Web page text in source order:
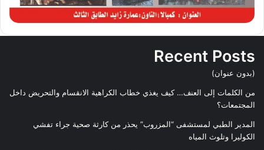
Recent Posts
(بدون عنوان)
من الكلمات إلى العنف… كيف يغذي خطاب الكراهية الانقسام والتحريض داخل
المجتمعات؟
المدير الطبي لمستشفى “المزروب” يحذر من كارثة صحية جراء تفشي
الكوليرا وتلوث المياه